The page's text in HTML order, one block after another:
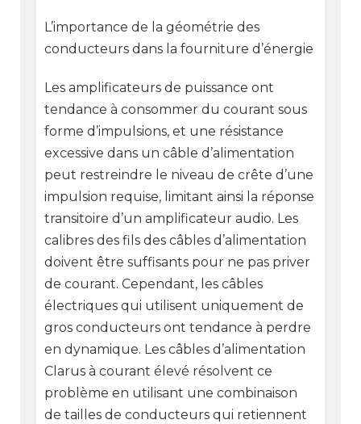
L’importance de la géométrie des
conducteurs dans la fourniture d’énergie
Les amplificateurs de puissance ont
tendance à consommer du courant sous
forme d’impulsions, et une résistance
excessive dans un câble d’alimentation
peut restreindre le niveau de crête d’une
impulsion requise, limitant ainsi la réponse
transitoire d’un amplificateur audio. Les
calibres des fils des câbles d’alimentation
doivent être suffisants pour ne pas priver
de courant. Cependant, les câbles
électriques qui utilisent uniquement de
gros conducteurs ont tendance à perdre
en dynamique. Les câbles d’alimentation
Clarus à courant élevé résolvent ce
problème en utilisant une combinaison
de tailles de conducteurs qui retiennent